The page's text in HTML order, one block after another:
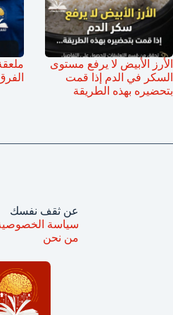
الأرز الأبيض لا يرفع مستوى
السكر في الدم إذا قمت
بتحضيره بهذه الطريقة
عن ثقف نفسك
سياسة
من نحن